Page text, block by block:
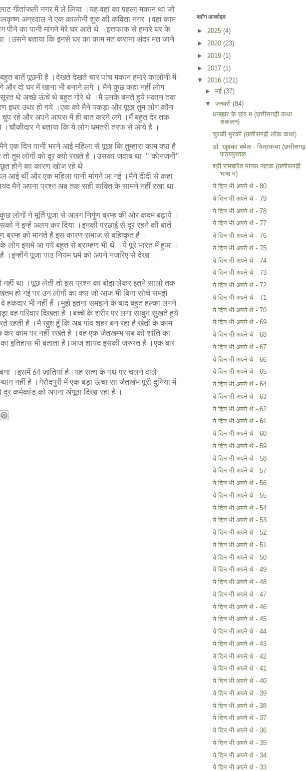
गीतांजली नगर में ले लिया ।यह वहां का पहला मकान था जो
अग्रवाल ने एक कालोनी शुरु की कविता नगर ।वहां काम
का पानी मांगने मेरे घर आते थे ।इत्तफाक से हमारे घर के
।उसने बताया कि इनसे घर का काम मत कराना अंदर मत जाने
बातें पूछनी है ।देखते देखते चार पांच मकान हमारे कालोनी में
दो घर में खाना भी बनाने लगे । मैने कुछ कहा नहीं लोग
थे अच्छे ऊंचे थे बहुत गोरे थे ।मै उनके बनते हुये मकान तक
इधर उधर हो गये ।एक को मैने पकड़ा और पूछा तुम लोग कौन
चुप रहे और अपने आपस में ही बात करने लगे ।मैं बहुत देर तक
।चौकीदार ने बताया कि ये लोग धमतरी तरफ से आये है ।
दिन पानी भरने आई महिला से पूछा कि तुम्हारा काम क्या है
तुम लोगों को दूर क्यो रखते है ।उसका जवाब था " कोनजनी"
होने का कारण खोज रहे थे
आई थीं और एक महिला पानी मांगने आ गई ।मैने दीदी से कहा
मैने अपना प्रश्न अब तक सही व्यक्ति के सामने नहीं रखा था
लोगों ने मूर्ति पूजा से अलग निर्गुण ब्रम्ह की ओर कदम बढ़ाये ।
ने इन्हें अलग कर दिया ।इनकी परछाई से दूर रहने की बातें
ब्रम्ह को मानते है इस कारण समाज से बहिष्कृत है ।
लोग इसमे आ गये बहुत से ब्राम्हण भी थे ।ये पूरे भारत में हुआ ।
पूजा पाठ नियम धर्म को अपने नजरिए से देखा ।
नहीं था ।पूछ लेती तो इस प्रश्न का बोझ लेकर इतने सालो तक
हो गई पर उन लोगों का क्या जो आज भी बिना सोचे समझे
हकदार भी नहीं हैं ।मुझे इतना समझने के बाद बहुत हल्का लगने
वह परिवार दिखता है ।बच्चे के शरीर पर लगा साबुन सुखते हुये
रहती है ।मै खुश हूँ कि अब गांव शहर बन रहा है खेतों के काम
कर काम पर नहीं रखते है ।वह एक जैतखम्भ सब को शांति का
इतिहास भी बताता है।आज शायद इसकी जरुरत है ।एक बार
।इसमें64 जातियां है।यह सत्य के पथ पर चलने वाले
नहीं है ।गेरौदपुरी में एक बड़ा ऊंचा सा जैतखंभ पूरी दुनिया में
कर्मकांड को अपना अंगूठा दिखा रहा है ।
ब्लॉग आर्काइव
► 2025 (4)
► 2020 (23)
► 2019 (1)
► 2017 (1)
▼ 2016 (121)
► मई (37)
▼ जनवरी (84)
धन्बहार के छांव म (छत्तीसगढ़ी कथा
संकलन)
चुरकी भुरकी (छत्तीसगढ़ी लोक कथा)
डॉ. खूबचंद बघेल - चित्रकथा (छत्तीसगढ़
पाठ्‌यपुस्तक...
श्री रामचरित मानस नाटक (छत्तीसगढ़ी
भाषा म)
ये दिन भी अपने थे - 80
ये दिन भी अपने थे - 79
ये दिन भी अपने थे - 78
ये दिन भी अपने थे - 77
ये दिन भी अपने थे - 76
ये दिन भी अपने थे - 75
ये दिन भी अपने थे - 74
ये दिन भी अपने थे - 73
ये दिन भी अपने थे - 72
ये दिन भी अपने थे - 71
ये दिन भी अपने थे - 70
ये दिन भी अपने थे - 69
ये दिन भी अपने थे - 68
ये दिन भी अपने थे - 67
ये दिन भी अपने थे - 66
ये दिन भी अपने थे - 65
ये दिन भी अपने थे - 64
ये दिन भी अपने थे - 63
ये दिन भी अपने थे - 62
ये दिन भी अपने थे - 61
ये दिन भी अपने थे - 60
ये दिन भी अपने थे - 59
ये दिन भी अपने थे - 58
ये दिन भी अपने थे - 57
ये दिन भी अपने थे - 56
ये दिन भी अपने थे - 55
ये दिन भी अपने थे - 54
ये दिन भी अपने थे - 53
ये दिन भी अपने थे - 52
ये दिन भी अपने थे - 51
ये दिन भी अपने थे - 50
ये दिन भी अपने थे - 49
ये दिन भी अपने थे - 48
ये दिन भी अपने थे - 47
ये दिन भी अपने थे - 46
ये दिन भी अपने थे - 45
ये दिन भी अपने थे - 44
ये दिन भी अपने थे - 43
ये दिन भी अपने थे - 42
ये दिन भी अपने थे - 41
ये दिन भी अपने थे - 40
ये दिन भी अपने थे - 39
ये दिन भी अपने थे - 38
ये दिन भी अपने थे - 37
ये दिन भी अपने थे - 36
ये दिन भी अपने थे - 35
ये दिन भी अपने थे - 34
ये दिन भी अपने थे - 33